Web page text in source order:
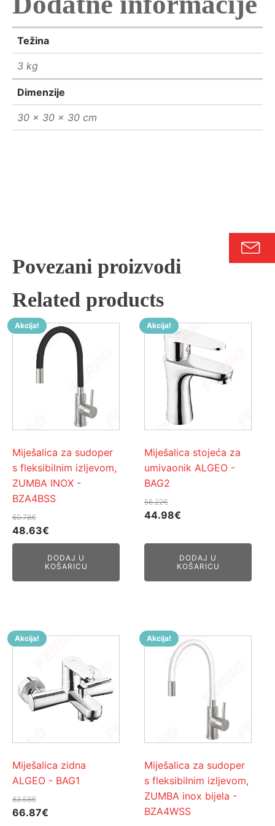
Težina
3 kg
Dimenzije
30 × 30 × 30 cm
Povezani proizvodi
Related products
Akcija!
Miješalica za sudoper
s fleksibilnim izljevom,
ZUMBA INOX -
BZA4BSS
60.78€
Izvorna
cijena
48.63€
cijena
je:
DODAJ U
KOŠARICU
Akcija!
Miješalica stojeća za
umivaonik ALGEO -
BAG2
56.22€
Izvorna
bila
44.98€
je:
44.98€.
DODAJ U
KOŠARICU
Akcija!
Miješalica zidna
ALGEO - BAG1
83.58€
Izvorna
66.87€
Akcija!
Miješalica za sudoper
s fleksibilnim izljevom,
ZUMBA inox bijela -
BZA4WSS